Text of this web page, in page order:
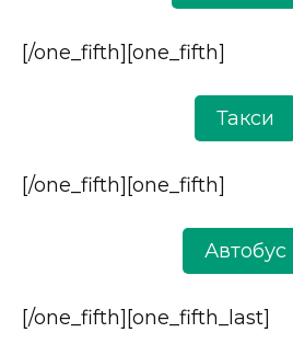
[/one_fifth][one_fifth]
Такси
[/one_fifth][one_fifth]
Автобус
[/one_fifth][one_fifth_last]